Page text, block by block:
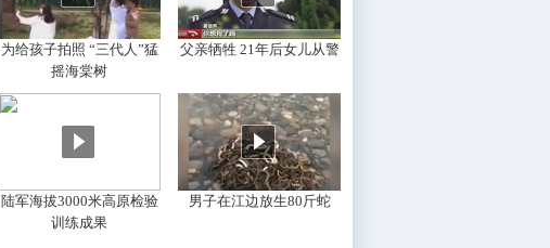
为给孩子拍照 “三代人”猛
摇海棠树
父亲牺牲 21年后女儿从警
陆军海拔3000米高原检验
训练成果
男子在江边放生80斤蛇